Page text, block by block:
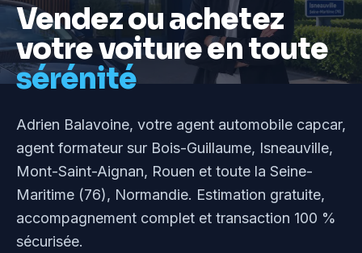
Vendez ou achetez
votre voiture en toute
sérénité
Adrien Balavoine, votre agent automobile capcar,
agent formateur sur Bois-Guillaume, Isneauville,
Mont-Saint-Aignan, Rouen et toute la Seine-
Maritime (76), Normandie. Estimation gratuite,
accompagnement complet et transaction 100 %
sécurisée.